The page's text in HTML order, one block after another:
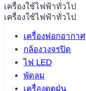
เครื่องใช้ไฟฟ้าทั่วไป
เครื่องใช้ไฟฟ้าทั่วไป
เครื่องฟอกอากาศ
กล้องวงจรปิด
ไฟ LED
พัดลม
เครื่องดูดฝุ่น